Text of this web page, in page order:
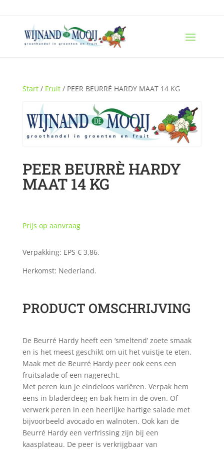
Start/ Fruit/ PEER BEURRÈ HARDY MAAT 14 KG
PEER BEURRÈ HARDY
MAAT 14 KG
Prijs op aanvraag
Verpakking: EPS € 3,86.
Herkomst: Nederland.
PRODUCT OMSCHRIJVING
De Beurré Hardy heeft een ‘smeltend’ zoete smaak
en is het meest geschikt om uit het vuistje te eten.
Maak met de Beurré Hardy peer ook eens een
fruitsalade of een nagerecht.
Met peren kun je eindeloos variëren. Verpak hem
eens in bladerdeeg en bak hem in de oven. Of
verwerk peren in een heerlijke hartige salade met
bijvoorbeeld avocado en walnoten. Ook kan de
Beurré Hardy een verfrissing zijn bij een
kaasplateau. De peer is verkrijgbaar van